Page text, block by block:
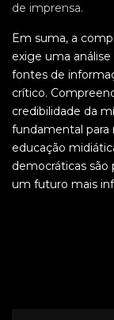
de imprensa.
Em suma, a
exige uma
fontes de
crítico.
credibilidade da
fundamental para
educação
democráticas são
um futuro mais